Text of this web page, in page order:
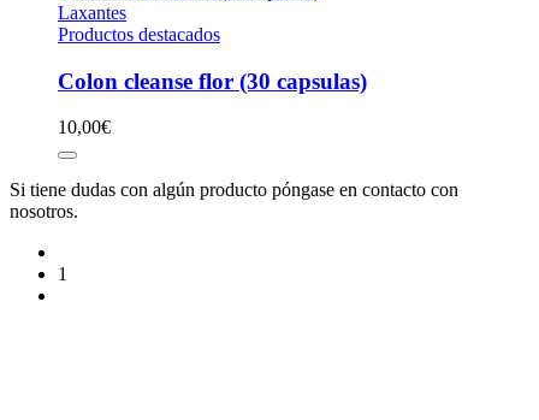
Laxantes
Productos destacados
Colon cleanse flor (30 capsulas)
10,00€
Si tiene dudas con algún producto póngase en contacto con
nosotros.
1